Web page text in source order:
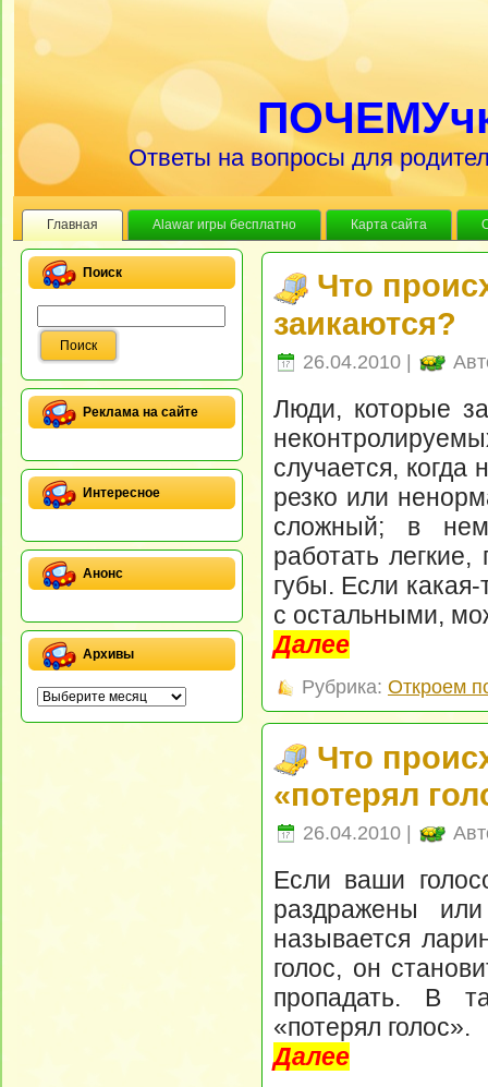
Ответы на вопросы для
Главная Alawar игры бесплатно Карта сайта
Поиск
Реклама на сайте
Интересное
Анонс
Архивы
Что
заикаются?
26.04.2010 |
Люди, которые
случается,
резко или
сложный; в
работать
губы. Если какая-
с остальными,
Далее
Рубрика: Откроем
Что
«потерял
26.04.2010 |
Если ваши
раздражены
называется
голос, он
пропадать. В
«потерял голос».
Далее